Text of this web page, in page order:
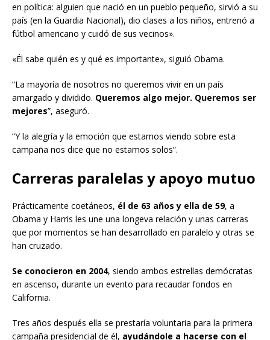
en política: alguien que nació en un pueblo pequeño, sirvió a su
país (en la Guardia Nacional), dio clases a los niños, entrenó a
fútbol americano y cuidó de sus vecinos».
«Él sabe quién es y qué es importante», siguió Obama.
“La mayoría de nosotros no queremos vivir en un país
amargado y dividido. Queremos algo mejor. Queremos ser
mejores”, aseguró.
“Y la alegría y la emoción que estamos viendo sobre esta
campaña nos dice que no estamos solos”.
Carreras paralelas y apoyo mutuo
Prácticamente coetáneos, él de 63 años y ella de 59, a
Obama y Harris les une una longeva relación y unas carreras
que por momentos se han desarrollado en paralelo y otras se
han cruzado.
Se conocieron en 2004, siendo ambos estrellas demócratas
en ascenso, durante un evento para recaudar fondos en
California.
Tres años después ella se prestaría voluntaria para la primera
campaña presidencial de él, ayudándole a hacerse con el